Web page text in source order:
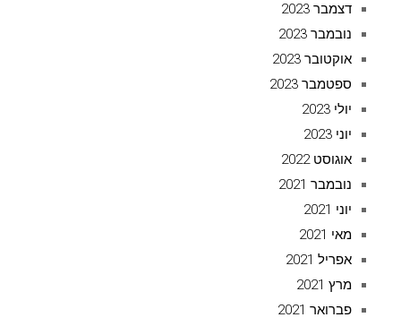
דצמבר 2023
נובמבר 2023
אוקטובר 2023
ספטמבר 2023
יולי 2023
יוני 2023
אוגוסט 2022
נובמבר 2021
יוני 2021
מאי 2021
אפריל 2021
מרץ 2021
פברואר 2021